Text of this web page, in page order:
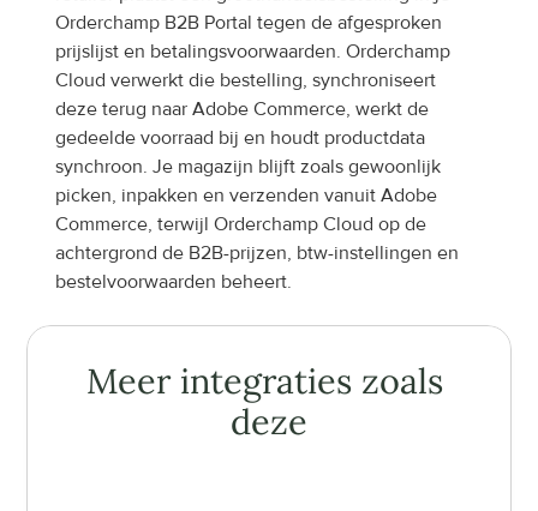
Orderchamp B2B Portal tegen de afgesproken
prijslijst en betalingsvoorwaarden. Orderchamp
Cloud verwerkt die bestelling, synchroniseert
deze terug naar Adobe Commerce, werkt de
gedeelde voorraad bij en houdt productdata
synchroon. Je magazijn blijft zoals gewoonlijk
picken, inpakken en verzenden vanuit Adobe
Commerce, terwijl Orderchamp Cloud op de
achtergrond de B2B-prijzen, btw-instellingen en
bestelvoorwaarden beheert.
Meer integraties zoals
deze